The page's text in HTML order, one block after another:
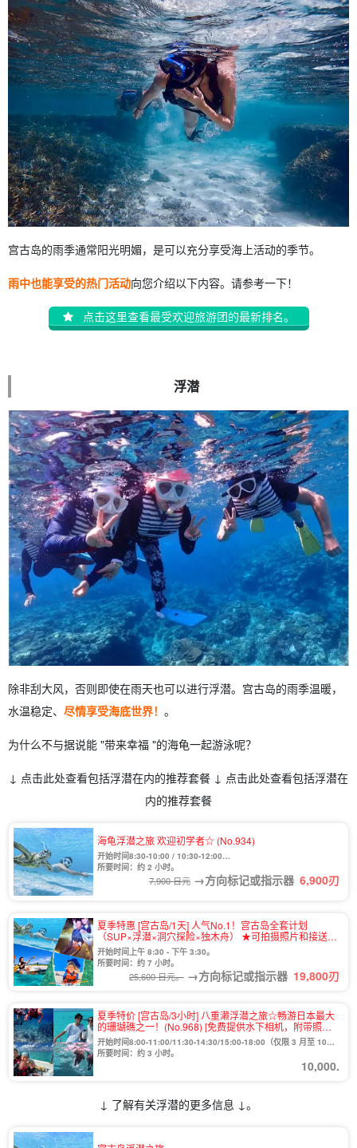
宫古岛的雨季通常阳光明媚，是可以充分享受海上活动的季节。
雨中也能享受的热门活动向您介绍以下内容。请参考一下！
点击这里查看最受欢迎旅游团的最新排名。
浮潜
除非刮大风，否则即使在雨天也可以进行浮潜。宫古岛的雨季温暖，
水温稳定、 尽情享受海底世界！ 。
为什么不与据说能 "带来幸福 "的海龟一起游泳呢？
↓ 点击此处查看包括浮潜在内的推荐套餐 ↓ 点击此处查看包括浮潜在
内的推荐套餐
海龟浮潜之旅 欢迎初学者☆ (No.934)
开始时间8:30-10:00 / 10:30-12:00
13:30-15:00 / 15:30-17:00
所要时间：约 2 小时。
7,900 日元 →方向标记或指示器 6,900刃
夏季特惠 [宫古岛/1天] 人气No.1！宫古岛全套计划
（SUP×浮潜×洞穴探险×独木舟） ★可拍摄照片和接送
（No.911）
开始时间上午 8:30 - 下午 3:30。
所要时间：约 7 小时。
25,600 日元。 →方向标记或指示器 19,800刃
夏季特价 [宫古岛/3小时] 八重濑浮潜之旅☆畅游日本最大
的珊瑚礁之一！(No.968) [免费提供水下相机，附带照片
数据] (No.968)
开始时间8:00-11:00/11:30-14:30/15:00-18:00（仅限 3 月至 10
月）/13:00-16:00（仅限 12 月至 1 月）。
所要时间：约 3 小时。
10,000.
↓ 了解有关浮潜的更多信息 ↓。